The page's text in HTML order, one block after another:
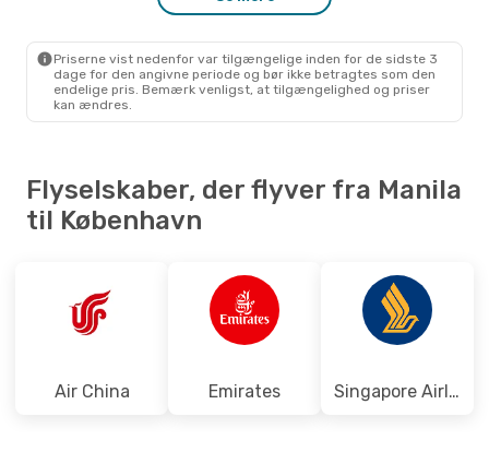
1 Mellemlanding
CPH- MNL
Priserne vist nedenfor var tilgængelige inden for de sidste 3
dage for den angivne periode og bør ikke betragtes som den
endelige pris. Bemærk venligst, at tilgængelighed og priser
kan ændres.
Flyselskaber, der flyver fra Manila
til København
Air China Emirates Singapore Airlines